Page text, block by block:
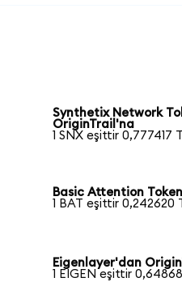
Synthetix Network
OriginTrail'na
1 SNX eşittir 0,777417
Basic Attention
1 BAT eşittir 0,242620
Eigenlayer'dan
1 EIGEN eşittir